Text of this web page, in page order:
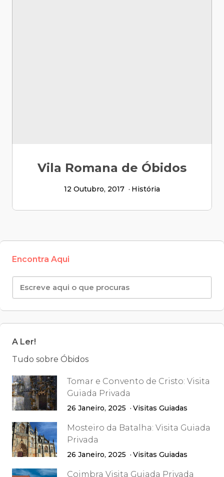
Vila Romana de Óbidos
12 Outubro, 2017 História
Encontra Aqui
A Ler!
Tudo sobre Óbidos
Tomar e Convento de Cristo: Visita
Guiada Privada
26 Janeiro, 2025 Visitas Guiadas
Mosteiro da Batalha: Visita Guiada
Privada
26 Janeiro, 2025 Visitas Guiadas
Coimbra Visita Guiada Privada